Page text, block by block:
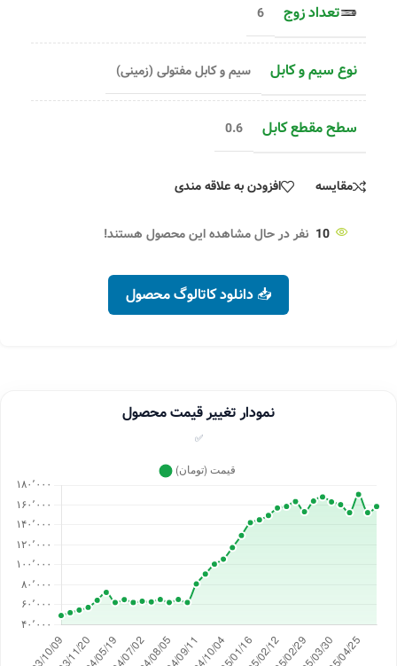
تعداد زوج 6
نوع سیم و کابل سیم و کابل مفتولی (زمینی)
سطح مقطع کابل 0.6
مقایسه افزودن به علاقه مندی
10 نفر در حال مشاهده این محصول هستند!
📥 دانلود کاتالوگ محصول
نمودار تغییر قیمت محصول
✅